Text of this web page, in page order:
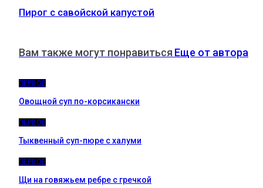
Пирог с савойской капустой
Вам также могут понравиться Еще от автора
ПЕРВОЕ
Овощной суп по-корсикански
ПЕРВОЕ
Тыквенный суп-пюре с халуми
ПЕРВОЕ
Щи на говяжьем ребре с гречкой